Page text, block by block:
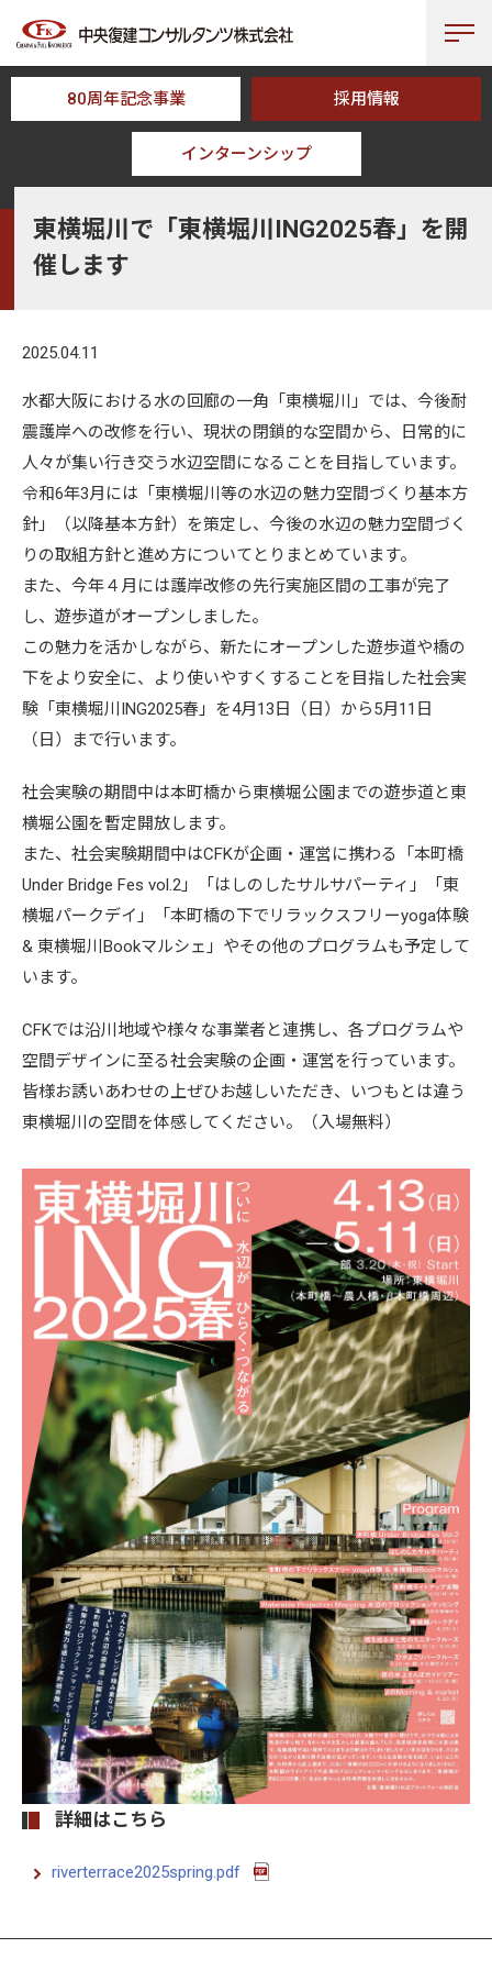
80周年記念事業 採用情報
インターンシップ
東横堀川で「東横堀川ING2025春」を開催します
東横堀川で「東横堀川ING2025春」を開
催します
2025.04.11
水都大阪における水の回廊の一角「東横堀川」では、今後耐
震護岸への改修を行い、現状の閉鎖的な空間から、日常的に
人々が集い行き交う水辺空間になることを目指しています。
令和6年3月には「東横堀川等の水辺の魅力空間づくり基本方
針」（以降基本方針）を策定し、今後の水辺の魅力空間づく
りの取組方針と進め方についてとりまとめています。
また、今年４月には護岸改修の先行実施区間の工事が完了
し、遊歩道がオープンしました。
この魅力を活かしながら、新たにオープンした遊歩道や橋の
下をより安全に、より使いやすくすることを目指した社会実
験「東横堀川ING2025春」を4月13日（日）から5月11日
（日）まで行います。
社会実験の期間中は本町橋から東横堀公園までの遊歩道と東
横堀公園を暫定開放します。
また、社会実験期間中はCFKが企画・運営に携わる「本町橋
Under Bridge Fes vol.2」「はしのしたサルサパーティ」「東
横堀パークデイ」「本町橋の下でリラックスフリーyoga体験
& 東横堀川Bookマルシェ」やその他のプログラムも予定して
います。
CFKでは沿川地域や様々な事業者と連携し、各プログラムや
空間デザインに至る社会実験の企画・運営を行っています。
皆様お誘いあわせの上ぜひお越しいただき、いつもとは違う
東横堀川の空間を体感してください。（入場無料）
詳細はこちら
riverterrace2025spring.pdf